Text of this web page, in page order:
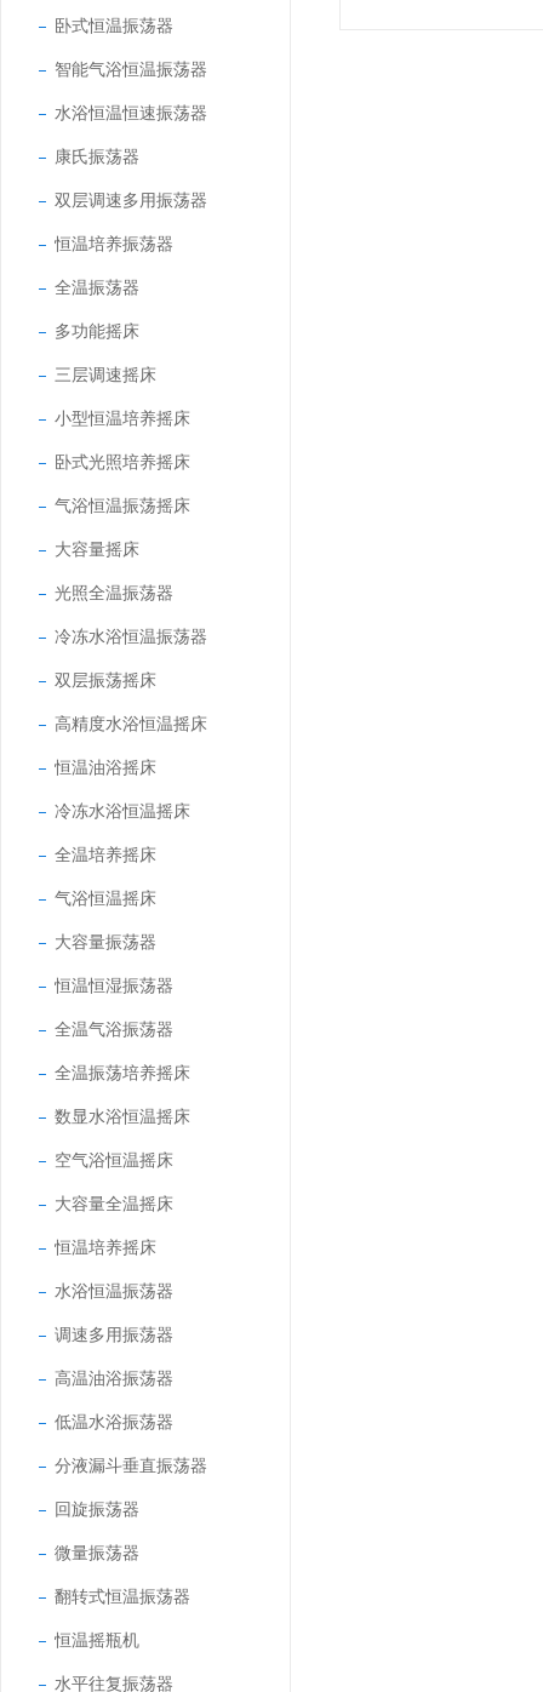
卧式恒温振荡器
智能气浴恒温振荡器
水浴恒温恒速振荡器
康氏振荡器
双层调速多用振荡器
恒温培养振荡器
全温振荡器
多功能摇床
三层调速摇床
小型恒温培养摇床
卧式光照培养摇床
气浴恒温振荡摇床
大容量摇床
光照全温振荡器
冷冻水浴恒温振荡器
双层振荡摇床
高精度水浴恒温摇床
恒温油浴摇床
冷冻水浴恒温摇床
全温培养摇床
气浴恒温摇床
大容量振荡器
恒温恒湿振荡器
全温气浴振荡器
全温振荡培养摇床
数显水浴恒温摇床
空气浴恒温摇床
大容量全温摇床
恒温培养摇床
水浴恒温振荡器
调速多用振荡器
高温油浴振荡器
低温水浴振荡器
分液漏斗垂直振荡器
回旋振荡器
微量振荡器
翻转式恒温振荡器
恒温摇瓶机
水平往复振荡器